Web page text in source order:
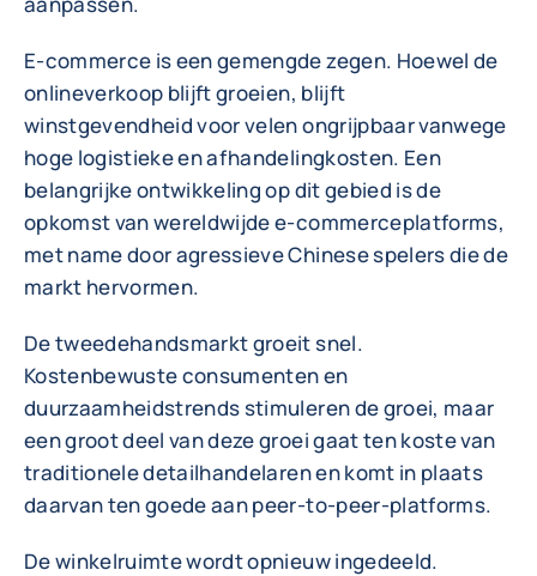
E-commerce is een gemengde zegen. Hoewel de
onlineverkoop blijft groeien, blijft
winstgevendheid voor velen ongrijpbaar vanwege
hoge logistieke en afhandelingkosten. Een
belangrijke ontwikkeling op dit gebied is de
opkomst van wereldwijde e-commerceplatforms,
met name door agressieve Chinese spelers die de
markt hervormen.
De tweedehandsmarkt groeit snel.
Kostenbewuste consumenten en
duurzaamheidstrends stimuleren de groei, maar
een groot deel van deze groei gaat ten koste van
traditionele detailhandelaren en komt in plaats
daarvan ten goede aan peer-to-peer-platforms.
De winkelruimte wordt opnieuw ingedeeld.